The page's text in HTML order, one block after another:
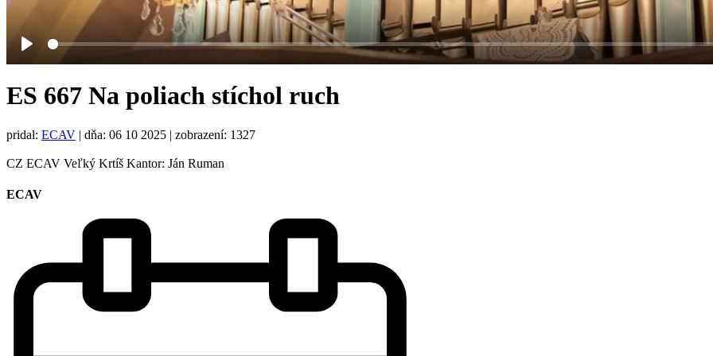
Play
ES 667 Na poliach stíchol ruch
pridal: ECAV | dňa: 06 10 2025 | zobrazení: 1327
CZ ECAV Veľký Krtíš Kantor: Ján Ruman
ECAV